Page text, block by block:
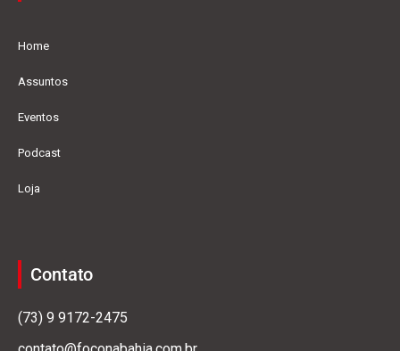
Home
Assuntos
Eventos
Podcast
Loja
Contato
(73) 9 9172-2475